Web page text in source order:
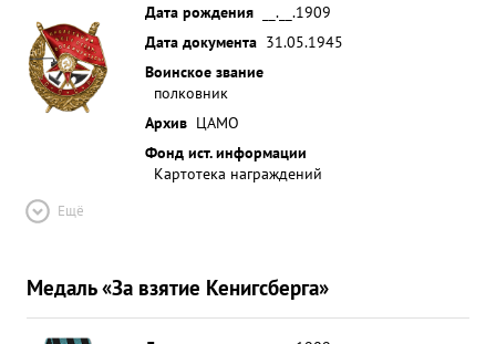
Дата рождения
__.__.1909
Дата документа 31.05.1945
Воинское звание
полковник
Архив ЦАМО
Фонд ист. информации
Картотека награждений
Ещё
Медаль «За взятие Кенигсберга»